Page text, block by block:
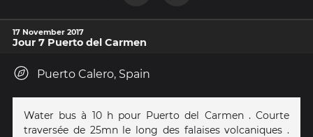
17 November 2017
Jour 7 Puerto del Carmen
Puerto Calero, Spain
Water bus à 10 h pour Puerto del Carmen . Courte
traversée de 25mn le long des falaises volcaniques .